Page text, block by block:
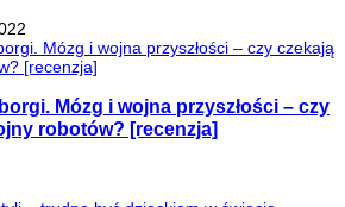
Mózg i wojna przyszłości – czy
robotów? [recenzja]